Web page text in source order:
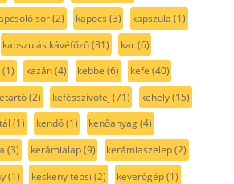
sor(2) kapocs (3) kapszula (1)
kapszulás kávéfőző(31) kar(6)
(1) kazán(4) kebbe (6) kefe (40)
(2) kefésszívófej (71) kehely(15)
(1) kendő(1) kenőanyag(4)
(3) kerámialap(9) kerámiaszelep(2)
(1) keskeny tepsi (2) keverőgép(1)